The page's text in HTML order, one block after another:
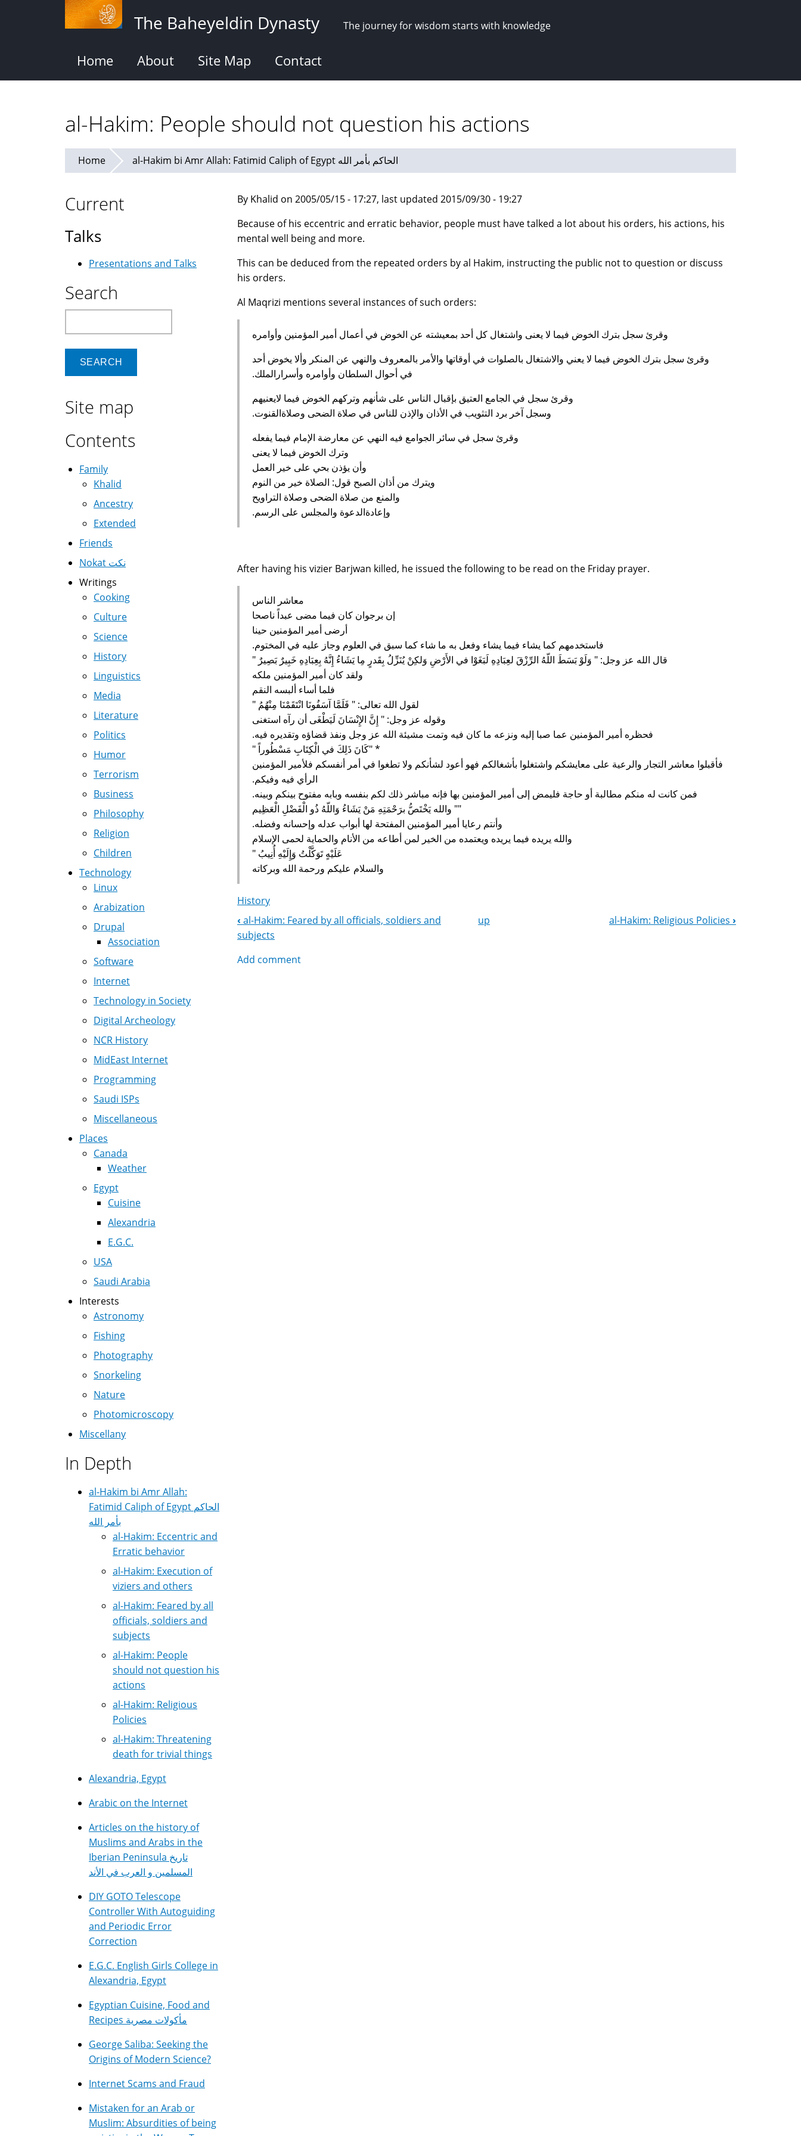
The Baheyeldin Dynasty The journey for wisdom starts with knowledge
Home About Site Map Contact
al-Hakim: People should not question his actions
Home al-Hakim bi Amr Allah: Fatimid Caliph of Egypt الحاكم بأمر الله
By Khalid on 2005/05/15 - 17:27, last updated 2015/09/30 - 19:27
Because of his eccentric and erratic behavior, people must have talked a lot about his orders, his actions, his
mental well being and more.
This can be deduced from the repeated orders by al Hakim, instructing the public not to question or discuss
his orders.
Al Maqrizi mentions several instances of such orders:
وقرئ سجل بترك الخوض فيما لا يعنى واشتغال كل أحد بمعيشته عن الخوض في أعمال أمير المؤمنين وأوامره
وقرئ سجل بترك الخوض فيما لا يعني والاشتغال بالصلوات في أوقاتها والأمر بالمعروف والنهي عن المنكر وألا يخوض أحد
في أحوال السلطان وأوامره وأسرارالملك‏.‏
وقرئ سجل في الجامع العتيق بإقبال الناس على شأنهم وتركهم الخوض فيما لايعنيهم
وسجل آخر برد التثويب في الأذان والإذن للناس في صلاة الضحى وصلاةالقنوت‏.‏
وقرئ سجل في سائر الجوامع فيه النهي عن معارضة الإمام فيما يفعله
وترك الخوض فيما لا يعنى
وأن يؤذن بحي على خير العمل
ويترك من أذان الصبح قول‏:‏ الصلاة خير من النوم
والمنع من صلاة الضحى وصلاة التراويح
وإعادةالدعوة والمجلس على الرسم‏.‏
After having his vizier Barjwan killed, he issued the following to be read on the Friday prayer.
معاشر الناس
إن برجوان كان فيما مضى عبداً ناصحا
أرضى أمير المؤمنين حينا
فاستخدمهم كما يشاء فيما يشاء وفعل به ما شاء كما سبق في العلوم وجاز عليه في المختوم‏.‏
قال الله عز وجل‏:‏ ‏"‏ وَلَوْ بَسَطَ اللّهُ الرِّزْقَ لعِبَادِهِ لَبَغَوْا في الأَرْضِ وَلكِنْ يُنَزِّلُ بِقَدرٍ مِا يَشَاءُ إِنَّهُ بِعِبَادِهِ خَبِيرٌ بَصِيرٌ ‏"‏
ولقد كان أمير المؤمنين ملكه
فلما أساء ألبسه النقم
لقول الله تعالى‏:‏ ‏"‏ فَلَمَّا آسَفُونَا انْتَقَمْنَا مِنْهُمُ ‏"‏
وقوله عز وجل‏:‏ ‏"‏ إِنَّ الإِنْسَانَ لَيَطْغَى أن رآه استغنى
فحظره أمير المؤمنين عما صبا إليه ونزعه ما كان فيه وتمت مشيئة الله عز وجل ونفذ قضاؤه وتقديره فيه‏.‏
‏"‏كَانَ ذَلِكَ في الْكِتَابِ مَسْطُوراً ‏"‏ *
فأقبلوا معاشر التجار والرعية على معايشكم واشتغلوا بأشغالكم فهو أعود لشأنكم ولا تطغوا في أمر أنفسكم فلأمير المؤمنين
الرأي فيه وفيكم‏.‏
فمن كانت له منكم مطالبة أو حاجة فليمض إلى أمير المؤمنين بها فإنه مباشر ذلك لكم بنفسه وبابه مفتوح بينكم وبينه‏.‏
‏"‏ والله يَخْتَصُّ برَحْمَتِهِ مَنْ يَشَاءُ وَاللّهُ ذُو الْفَضْلِ الْعَظِيم"
وأنتم رعايا أمير المؤمنين المفتحة لها أبواب عدله وإحسانه وفضله‏.‏
والله يريده فيما يريده ويعتمده من الخير لمن أطاعه من الأنام والحماية لحمى الإسلام
عَلَيْهٍ تَوَكَّلْتُ وَإِلَيْهِ أُنِيبُ ‏"‏
والسلام عليكم ورحمة الله وبركاته
History
Book
Navigation
‹ al-Hakim: Feared by all officials, soldiers and
subjects
up al-Hakim: Religious Policies ›
Add comment
Current
Talks
Presentations and Talks
Search
Site map
Contents
Family
Khalid
Ancestry
Extended
Friends
Nokat نكت
Writings
Cooking
Culture
Science
History
Linguistics
Media
Literature
Politics
Humor
Terrorism
Business
Philosophy
Religion
Children
Technology
Linux
Arabization
Drupal
Association
Software
Internet
Technology in Society
Digital Archeology
NCR History
MidEast Internet
Programming
Saudi ISPs
Miscellaneous
Places
Canada
Weather
Egypt
Cuisine
Alexandria
E.G.C.
USA
Saudi Arabia
Interests
Astronomy
Fishing
Photography
Snorkeling
Nature
Photomicroscopy
Miscellany
In Depth
al-Hakim bi Amr Allah:
Fatimid Caliph of Egypt الحاكم
بأمر الله
al-Hakim: Eccentric and
Erratic behavior
al-Hakim: Execution of
viziers and others
al-Hakim: Feared by all
officials, soldiers and
subjects
al-Hakim: People
should not question his
actions
al-Hakim: Religious
Policies
al-Hakim: Threatening
death for trivial things
Alexandria, Egypt
Arabic on the Internet
Articles on the history of
Muslims and Arabs in the
Iberian Peninsula تاريخ
المسلمين و العرب في الأند
DIY GOTO Telescope
Controller With Autoguiding
and Periodic Error
Correction
E.G.C. English Girls College in
Alexandria, Egypt
Egyptian Cuisine, Food and
Recipes مأكولات مصرية
George Saliba: Seeking the
Origins of Modern Science?
Internet Scams and Fraud
Mistaken for an Arab or
Muslim: Absurdities of being